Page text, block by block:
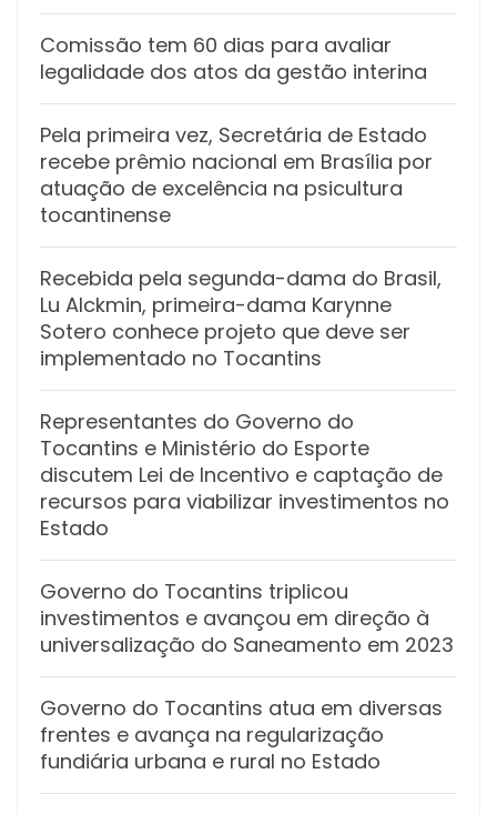
Comissão tem 60 dias para avaliar
legalidade dos atos da gestão interina
Pela primeira vez, Secretária de Estado
recebe prêmio nacional em Brasília por
atuação de excelência na psicultura
tocantinense
Recebida pela segunda-dama do Brasil,
Lu Alckmin, primeira-dama Karynne
Sotero conhece projeto que deve ser
implementado no Tocantins
Representantes do Governo do
Tocantins e Ministério do Esporte
discutem Lei de Incentivo e captação de
recursos para viabilizar investimentos no
Estado
Governo do Tocantins triplicou
investimentos e avançou em direção à
universalização do Saneamento em 2023
Governo do Tocantins atua em diversas
frentes e avança na regularização
fundiária urbana e rural no Estado